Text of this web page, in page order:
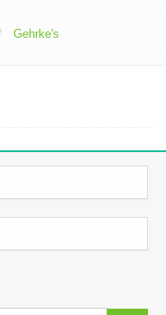
Gehrke's